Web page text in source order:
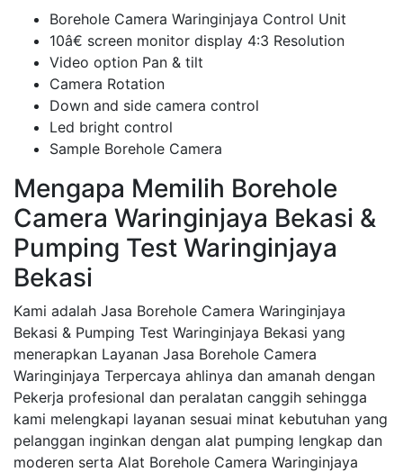
Borehole Camera Waringinjaya Control Unit
10â€ screen monitor display 4:3 Resolution
Video option Pan & tilt
Camera Rotation
Down and side camera control
Led bright control
Sample Borehole Camera
Mengapa Memilih Borehole
Camera Waringinjaya Bekasi &
Pumping Test Waringinjaya
Bekasi
Kami adalah Jasa Borehole Camera Waringinjaya
Bekasi & Pumping Test Waringinjaya Bekasi yang
menerapkan Layanan Jasa Borehole Camera
Waringinjaya Terpercaya ahlinya dan amanah dengan
Pekerja profesional dan peralatan canggih sehingga
kami melengkapi layanan sesuai minat kebutuhan yang
pelanggan inginkan dengan alat pumping lengkap dan
moderen serta Alat Borehole Camera Waringinjaya